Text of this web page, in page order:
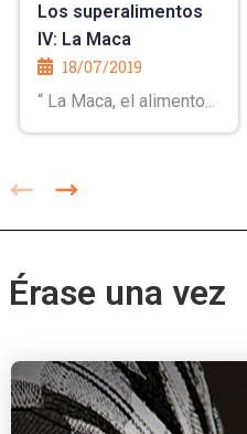
Los superalimentos
IV: La Maca
18/07/2019
“ La Maca, el alimento...
Érase una vez